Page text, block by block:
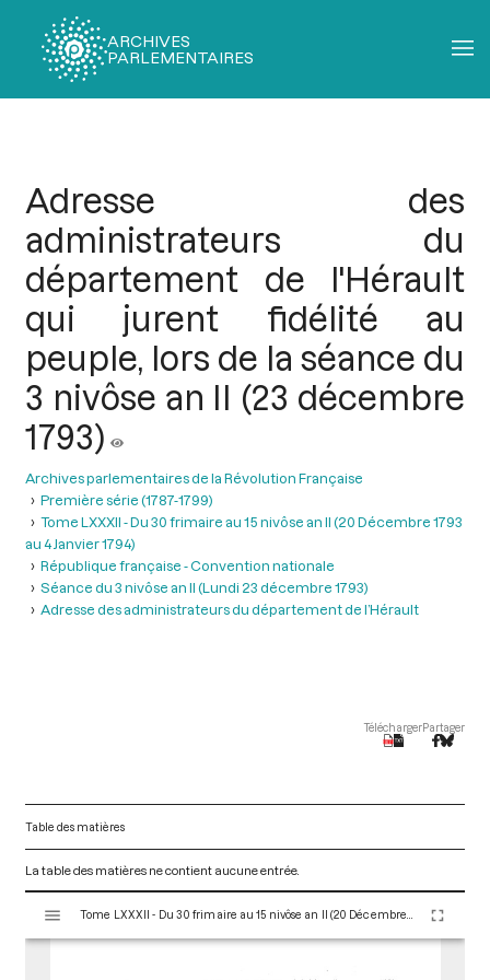
ARCHIVES
PARLEMENTAIRES
Adresse des
administrateurs du
département de l'Hérault
qui jurent fidélité au
peuple, lors de la séance du
3 nivôse an II (23 décembre
1793)
Archives parlementaires de la Révolution Française
Première série (1787-1799)
Tome LXXXII - Du 30 frimaire au 15 nivôse an II (20 Décembre 1793
au 4 Janvier 1794)
République française - Convention nationale
Séance du 3 nivôse an II (Lundi 23 décembre 1793)
Adresse des administrateurs du département de l’Hérault
TéléchargerPartager
Table des matières
La table des matières ne contient aucune entrée.
s